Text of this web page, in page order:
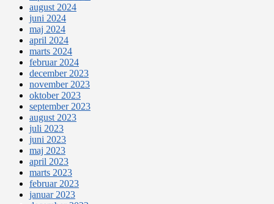
august 2024
juni 2024
maj 2024
april 2024
marts 2024
februar 2024
december 2023
november 2023
oktober 2023
september 2023
august 2023
juli 2023
juni 2023
maj 2023
april 2023
marts 2023
februar 2023
januar 2023